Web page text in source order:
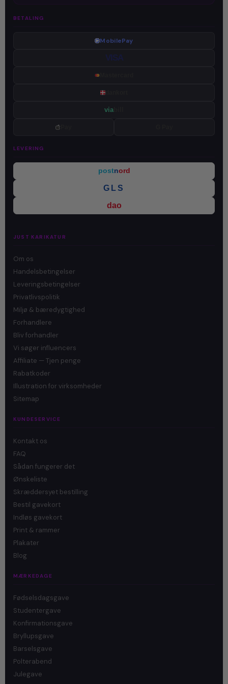
JUST KARIKATUR
Om os
Handelsbetingelser
Leveringsbetingelser
Privatlivspolitik
Miljø & bæredygtighed
Forhandlere
Bliv forhandler
Vi søger influencers
Affiliate — Tjen penge
Rabatkoder
Illustration for virksomheder
Sitemap
KUNDESERVICE
Kontakt os
FAQ
Sådan fungerer det
Ønskeliste
Skræddersyet bestilling
Bestil gavekort
Indløs gavekort
Print & rammer
Plakater
Blog
MÆRKEDAGE
Fødselsdagsgave
Studentergave
Konfirmationsgave
Bryllupsgave
Barselsgave
Polterabend
Julegave
BETALING
MobilePay
VISA
via
LEVERING
postnord
GLS
dao